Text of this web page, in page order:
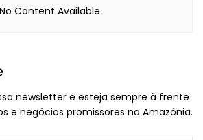
No Content Available
newsletter e esteja sempre à frente
e negócios promissores na Amazônia.